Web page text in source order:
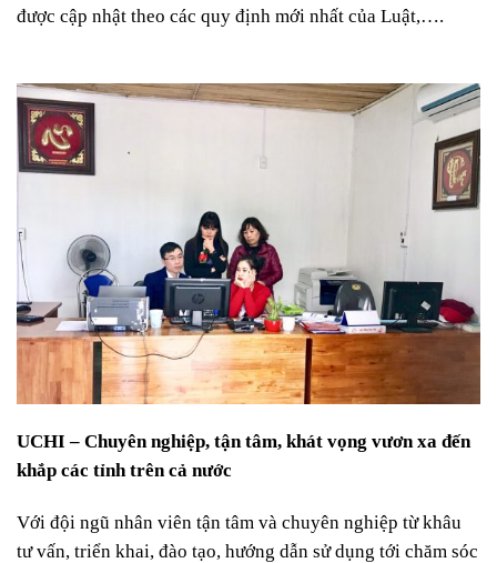
được cập nhật theo các quy định mới nhất của Luật,….
UCHI – Chuyên nghiệp, tận tâm, khát vọng vươn xa đến
khắp các tỉnh trên cả nước
Với đội ngũ nhân viên tận tâm và chuyên nghiệp từ khâu
tư vấn, triển khai, đào tạo, hướng dẫn sử dụng tới chăm sóc